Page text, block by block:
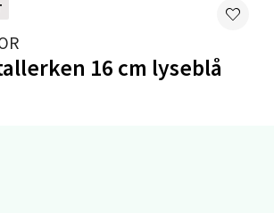
16 cm lyseblå
- M44